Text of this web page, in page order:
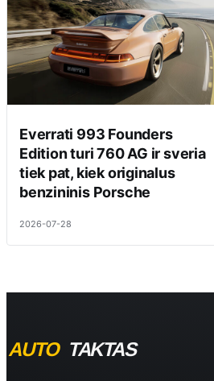
Everrati 993 Founders
Edition turi 760 AG ir sveria
tiek pat, kiek originalus
benzininis Porsche
2026-07-28